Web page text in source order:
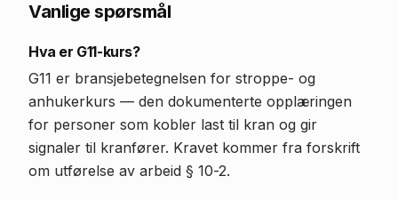
Vanlige spørsmål
Hva er G11-kurs?
G11 er bransjebetegnelsen for stroppe- og
anhukerkurs — den dokumenterte opplæringen
for personer som kobler last til kran og gir
signaler til kranfører. Kravet kommer fra forskrift
om utførelse av arbeid § 10-2.